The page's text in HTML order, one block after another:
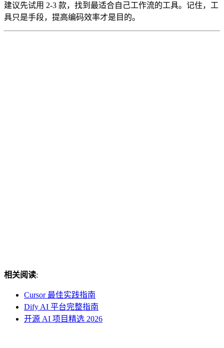
建议先试用 2-3 款，找到最适合自己工作流的工具。记住，工
具只是手段，提高编码效率才是目的。
相关阅读:
Cursor 最佳实践指南
Dify AI 平台完整指南
开源 AI 项目精选 2026